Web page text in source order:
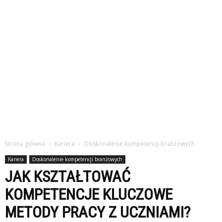
Strona główna Kariera Doskonalenie kompetencji branżowych
Kariera Doskonalenie kompetencji branżowych
JAK KSZTAŁTOWAĆ
KOMPETENCJE KLUCZOWE
METODY PRACY Z UCZNIAMI?